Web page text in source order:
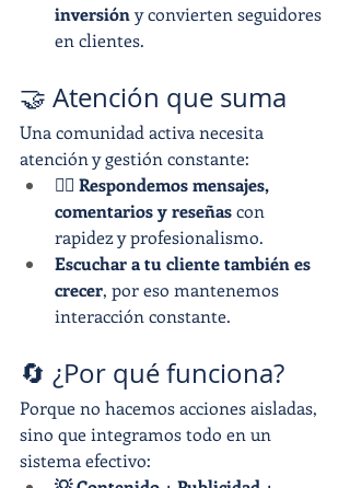
inversión y convierten seguidores
en clientes.
🤝 Atención que suma
Una comunidad activa necesita
atención y gestión constante:
🙋‍♀️ Respondemos mensajes,
comentarios y reseñas con
rapidez y profesionalismo.
Escuchar a tu cliente también es
crecer, por eso mantenemos
interacción constante.
🔄 ¿Por qué funciona?
Porque no hacemos acciones aisladas,
sino que integramos todo en un
sistema efectivo: